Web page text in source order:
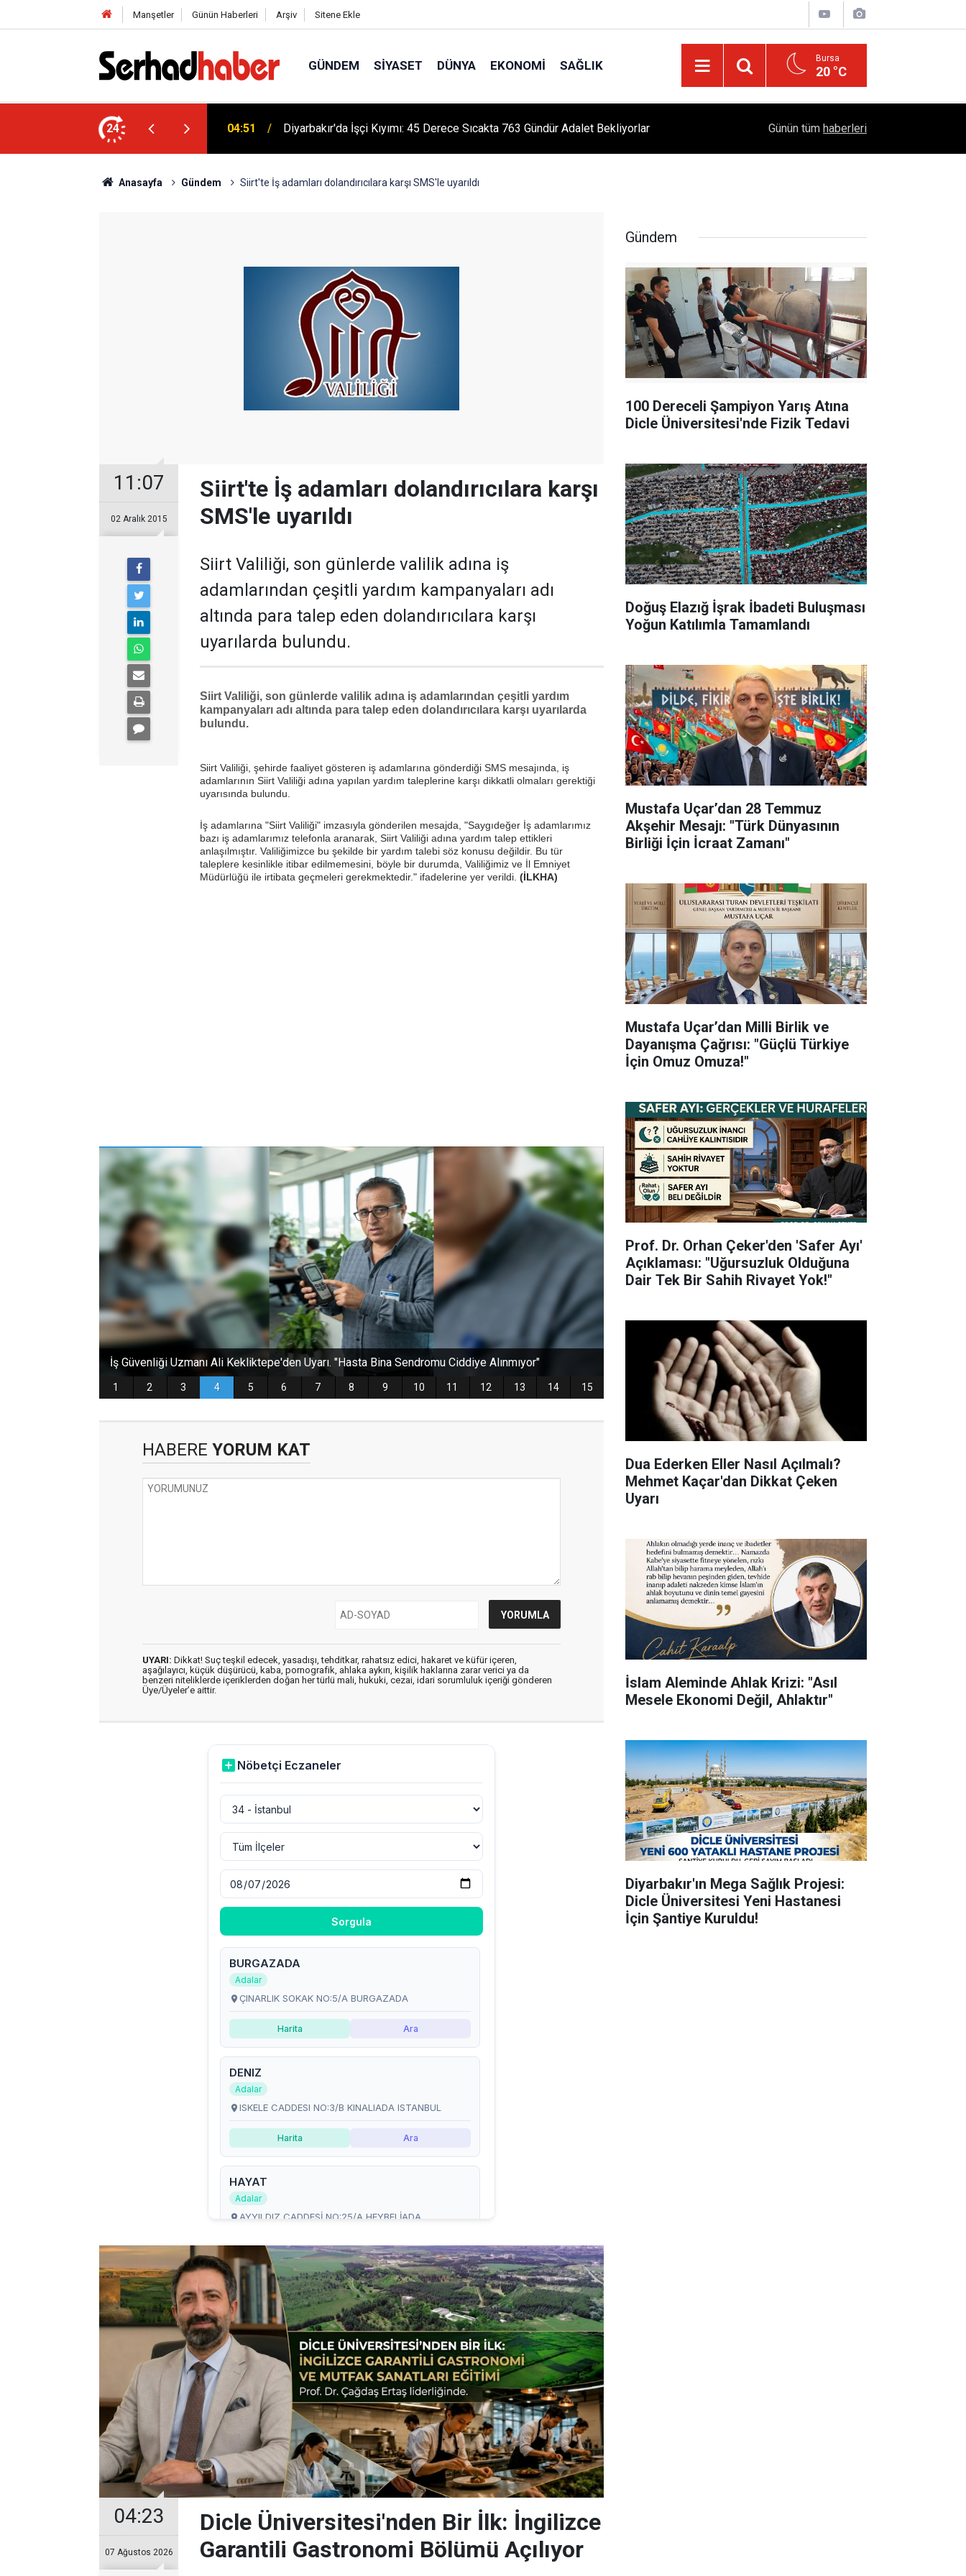
Manşetler Günün Haberleri Arşiv Sitene Ekle
GÜNDEM SIYASET DÜNYA EKONOMI SAĞLIK Bursa
20 °C
24
Sınavı Takvimi Açıklandı: Aşırı
04:51 Diyarbakır'da İşçi Kıyımı: 45 Derece Sıcakta 763 Gündür Adalet Bekliyorlar Günün tüm haberleri
Anasayfa Gündem Siirt'te İş adamları dolandırıcılara karşı SMS'le uyarıldı
11:07
02 Aralık 2015
Siirt'te İş adamları dolandırıcılara karşı
SMS'le uyarıldı
Siirt Valiliği, son günlerde valilik adına iş
adamlarından çeşitli yardım kampanyaları adı
altında para talep eden dolandırıcılara karşı
uyarılarda bulundu.
Siirt Valiliği, son günlerde valilik adına iş adamlarından çeşitli yardım
kampanyaları adı altında para talep eden dolandırıcılara karşı uyarılarda
bulundu.
Siirt Valiliği, şehirde faaliyet gösteren iş adamlarına gönderdiği SMS mesajında, iş
adamlarının Siirt Valiliği adına yapılan yardım taleplerine karşı dikkatli olmaları gerektiği
uyarısında bulundu.
İş adamlarına "Siirt Valiliği" imzasıyla gönderilen mesajda, "Saygıdeğer İş adamlarımız
bazı iş adamlarımız telefonla aranarak, Siirt Valiliği adına yardım talep ettikleri
anlaşılmıştır. Valiliğimizce bu şekilde bir yardım talebi söz konusu değildir. Bu tür
taleplere kesinlikle itibar edilmemesini, böyle bir durumda, Valiliğimiz ve İl Emniyet
Müdürlüğü ile irtibata geçmeleri gerekmektedir." ifadelerine yer verildi. (İLKHA)
HABERE YORUM KAT
UYARI: Dikkat! Suç teşkil edecek, yasadışı, tehditkar, rahatsız edici, hakaret ve küfür içeren,
aşağılayıcı, küçük düşürücü, kaba, pornografik, ahlaka aykırı, kişilik haklarına zarar verici ya da
benzeri niteliklerde içeriklerden doğan her türlü mali, hukuki, cezai, idari sorumluluk içeriği gönderen
Üye/Üyeler’e aittir.
04:23
07 Ağustos 2026
Dicle Üniversitesi'nden Bir İlk: İngilizce
Garantili Gastronomi Bölümü Açılıyor
Gündem
100 Dereceli Şampiyon Yarış Atına
Dicle Üniversitesi'nde Fizik Tedavi
Doğuş Elazığ İşrak İbadeti Buluşması
Yoğun Katılımla Tamamlandı
Mustafa Uçar’dan 28 Temmuz
Akşehir Mesajı: "Türk Dünyasının
Birliği İçin İcraat Zamanı"
Mustafa Uçar’dan Milli Birlik ve
Dayanışma Çağrısı: "Güçlü Türkiye
İçin Omuz Omuza!"
Prof. Dr. Orhan Çeker'den 'Safer Ayı'
Açıklaması: "Uğursuzluk Olduğuna
Dair Tek Bir Sahih Rivayet Yok!"
Dua Ederken Eller Nasıl Açılmalı?
Mehmet Kaçar'dan Dikkat Çeken
Uyarı
İslam Aleminde Ahlak Krizi: "Asıl
Mesele Ekonomi Değil, Ahlaktır"
Diyarbakır'ın Mega Sağlık Projesi:
Dicle Üniversitesi Yeni Hastanesi
İçin Şantiye Kuruldu!